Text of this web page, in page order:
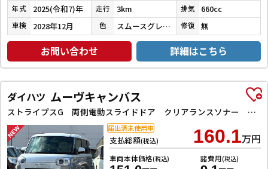
年式 2025(令和7)年 走行 3km 排気 660cc
車検 2028年12月 色 スムースグレーマイカメタリック／シャイニングホワイトパール 修復 無
お問い合わせ 詳細はこちら
ダイハツ ムーヴキャンバス
ストライプスG 両側電動スライドドア クリアランスソナー 衝突被害軽減システム オートライト LEDヘッドランプ スマートキー アイドリングストップ 電動格納ミラー シートヒーター ベンチシート CVT
支払総額(税込) 160.1万円
車両本体価格(税込) 諸費用(税込)
届出済未使用車